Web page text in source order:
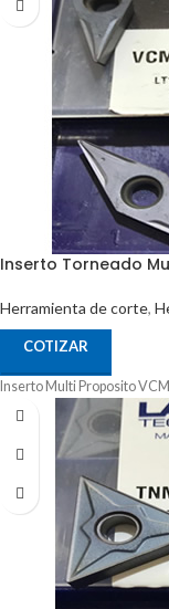
Inserto Torneado
Herramienta de corte,
COTIZAR
Inserto Multi Proposito